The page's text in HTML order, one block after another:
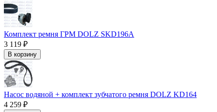
Комплект ремня ГРМ DOLZ SKD196A
3 119 ₽
В корзину
Насос водяной + комплект зубчатого ремня DOLZ KD164
4 259 ₽